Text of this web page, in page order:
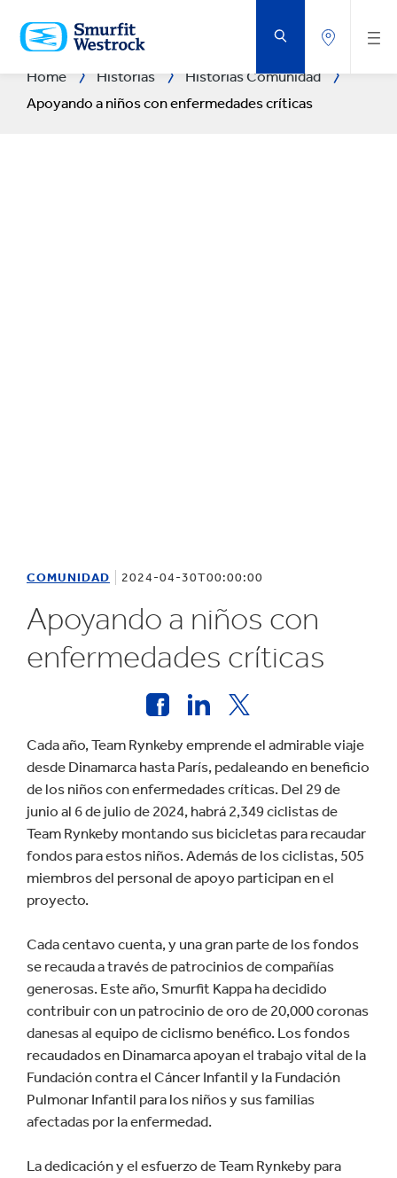
AL
CONTENIDO
PRINCIPAL
Home Historias
Historias Comunidad
Apoyando a niños con enfermedades críticas
COMUNIDAD 2024-04-30T00:00:00
Apoyando a niños con
enfermedades críticas
Cada año, Team Rynkeby emprende el admirable viaje
desde Dinamarca hasta París, pedaleando en beneficio
de los niños con enfermedades críticas. Del 29 de
junio al 6 de julio de 2024, habrá 2,349 ciclistas de
Team Rynkeby montando sus bicicletas para recaudar
fondos para estos niños. Además de los ciclistas, 505
miembros del personal de apoyo participan en el
proyecto.
Cada centavo cuenta, y una gran parte de los fondos
se recauda a través de patrocinios de compañías
generosas. Este año, Smurfit Kappa ha decidido
contribuir con un patrocinio de oro de 20,000 coronas
danesas al equipo de ciclismo benéfico. Los fondos
recaudados en Dinamarca apoyan el trabajo vital de la
Fundación contra el Cáncer Infantil y la Fundación
Pulmonar Infantil para los niños y sus familias
afectadas por la enfermedad.
La dedicación y el esfuerzo de Team Rynkeby para